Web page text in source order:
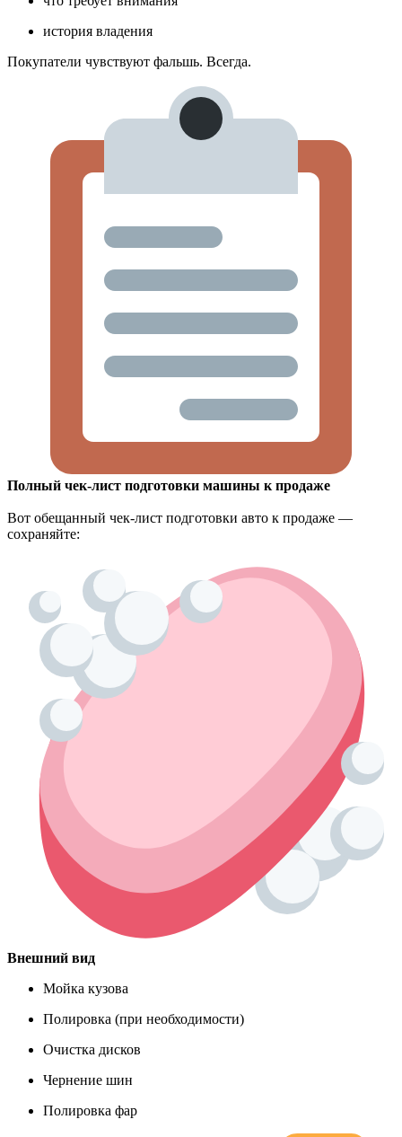
история владения
Покупатели чувствуют фальшь. Всегда.
Полный чек-лист подготовки машины к продаже
Вот обещанный чек-лист подготовки авто к продаже —
сохраняйте:
Внешний вид
Мойка кузова
Полировка (при необходимости)
Очистка дисков
Чернение шин
Полировка фар